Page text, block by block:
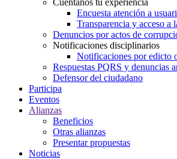
Cuéntanos tu experiencia
Encuesta atención a
Transparencia y acceso a
Denuncios por actos de
Notificaciones disciplinarios
Notificaciones por edicto
Respuestas PQRS y denuncias
Defensor del ciudadano
Participa
Eventos
Alianzas
Beneficios
Otras alianzas
Presentar propuestas
Noticias